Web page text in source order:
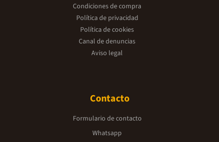
Condiciones de compra
Política de privacidad
Política de cookies
Canal de denuncias
Aviso legal
Contacto
Formulario de contacto
Whatsapp